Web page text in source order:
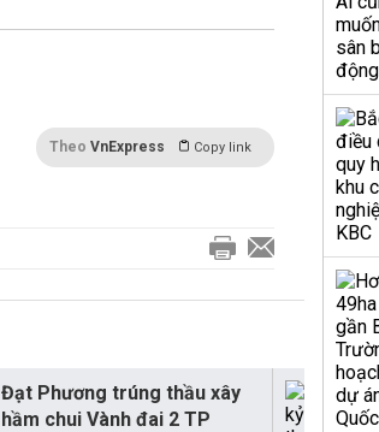
Theo VnExpress Copy link
Đạt Phương trúng thầu xây
hầm chui Vành đai 2 TP